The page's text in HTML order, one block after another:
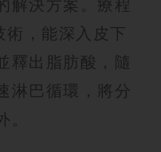
術，能深入皮下
釋出脂肪酸，隨
淋巴循環，將分